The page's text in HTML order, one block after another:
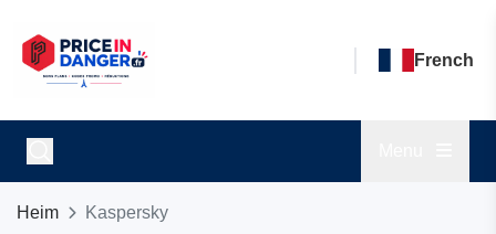
French
Heim Kaspersky